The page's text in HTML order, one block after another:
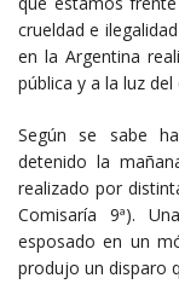
crueldad e
en la Argentina
pública y a la luz del
Según se sabe
detenido la
realizado por
Comisaría 9ª).
esposado en un
produjo un disparo